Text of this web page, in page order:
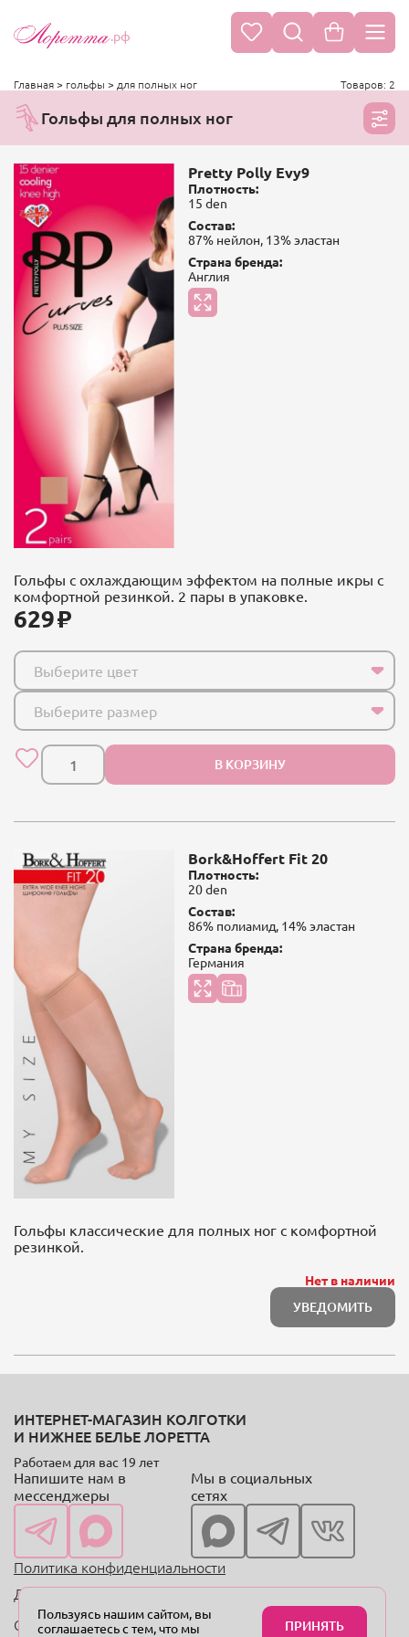
.рф
Главная> гольфы > для полных ног Товаров: 2
Гольфы для полных ног
Pretty Polly Evy9
Плотность:
15 den
Состав:
87% нейлон, 13% эластан
Страна бренда:
Англия
Гольфы с охлаждающим эффектом на полные икры с
комфортной резинкой. 2 пары в упаковке.
629
Выберите цвет
Выберите размер
В КОРЗИНУ
Bork&Hoffert Fit 20
Плотность:
20 den
Состав:
86% полиамид, 14% эластан
Страна бренда:
Германия
Гольфы классические для полных ног с комфортной
резинкой.
Нет в наличии
УВЕДОМИТЬ
ИНТЕРНЕТ-МАГАЗИН КОЛГОТКИ
И НИЖНЕЕ БЕЛЬЕ ЛОРЕТТА
Работаем для вас 19 лет
Политика конфиденциальности
Договор оферты
Copyright © 2004—2024 «Онлайн-магазин колготок
Напишите нам в
мессенджеры
Мы в социальных
сетях
Пользуясь нашим сайтом, вы
соглашаетесь с тем, что мы
ПРИНЯТЬ